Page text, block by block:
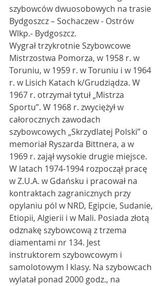
szybowców dwuosobowych na trasie
Bydgoszcz – Sochaczew - Ostrów
Wlkp.- Bydgoszcz.
Wygrał trzykrotnie Szybowcowe
Mistrzostwa Pomorza, w 1958 r. w
Toruniu, w 1959 r. w Toruniu i w 1964
r. w Lisich Katach k/Grudziądza. W
1967 r. otrzymał tytuł „Mistrza
Sportu”. W 1968 r. zwyciężył w
całorocznych zawodach
szybowcowych „Skrzydlatej Polski” o
memoriał Ryszarda Bittnera, a w
1969 r. zajął wysokie drugie miejsce.
W latach 1974-1994 rozpoczął pracę
w Z.U.A. w Gdańsku i pracował na
kontraktach zagranicznych przy
opylaniu pól w NRD, Egipcie, Sudanie,
Etiopii, Algierii i w Mali. Posiada złotą
odznakę szybowcową z trzema
diamentami nr 134. Jest
instruktorem szybowcowym i
samolotowym I klasy. Na szybowcach
wylatał ponad 2000 godz., na